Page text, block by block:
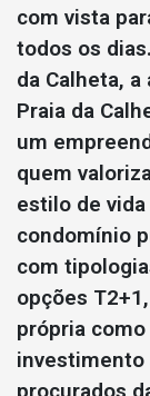
com vista
todos os
da Calheta,
Praia da
um
quem
estilo de
condomínio
com
opções
própria
investimento